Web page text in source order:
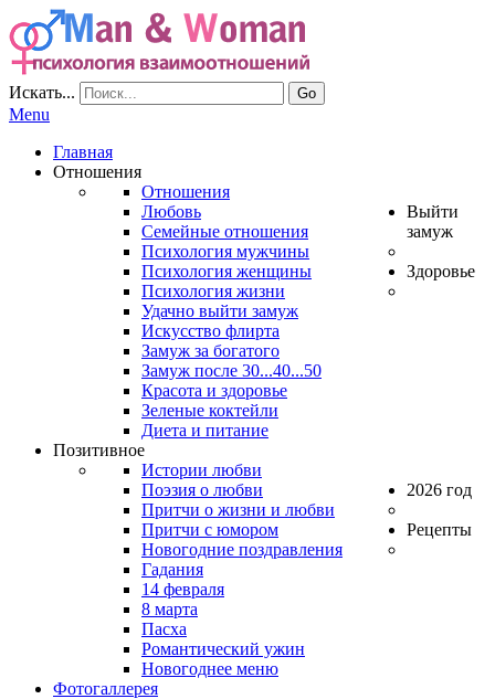
Искать... Go
Menu
Главная
Отношения
Отношения
Любовь
Семейные отношения
Психология мужчины
Психология женщины
Психология жизни
Выйти
замуж
Удачно выйти замуж
Искусство флирта
Замуж за богатого
Замуж после 30...40...50
Здоровье
Красота и здоровье
Зеленые коктейли
Диета и питание
Позитивное
Истории любви
Поэзия о любви
Притчи о жизни и любви
Притчи с юмором
2026 год
Новогодние поздравления
Гадания
14 февраля
8 марта
Рецепты
Пасха
Романтический ужин
Новогоднее меню
Фотогаллерея